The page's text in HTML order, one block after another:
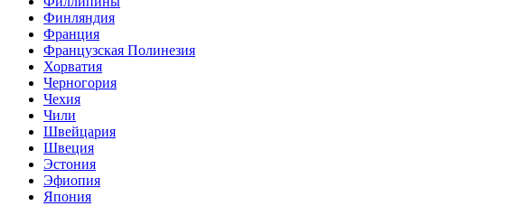
Финляндия
Франция
Французская Полинезия
Хорватия
Черногория
Чехия
Чили
Швейцария
Швеция
Эстония
Эфиопия
Япония